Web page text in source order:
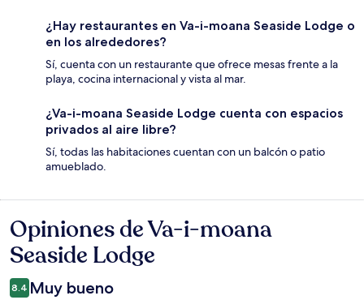
¿Hay restaurantes en Va-i-moana Seaside Lodge o
en los alrededores?
Sí, cuenta con un restaurante que ofrece mesas frente a la
playa, cocina internacional y vista al mar.
¿Va-i-moana Seaside Lodge cuenta con espacios
privados al aire libre?
Sí, todas las habitaciones cuentan con un balcón o patio
amueblado.
Opiniones
Opiniones de Va-i-moana
Seaside Lodge
8.4 Muy bueno